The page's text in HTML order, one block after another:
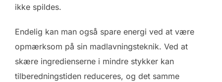
ikke spildes.
Endelig kan man også spare energi ved at være
opmærksom på sin madlavningsteknik. Ved at
skære ingredienserne i mindre stykker kan
tilberedningstiden reduceres, og det samme